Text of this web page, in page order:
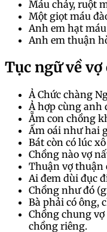
Máu chảy, ruột
Một giọt máu
Anh em hạt máu
Anh em thuận
Tục ngữ về vợ
Ả Chức chàng
Ả hợp cùng anh
Ẵm con chồng
Ấm oái như hai
Bát còn có lúc
Chồng nào vợ
Thuận vợ thuận
Ai đem dùi đục
Chồng như đó
Bà phải có ông,
Chồng chung
chồng riêng.